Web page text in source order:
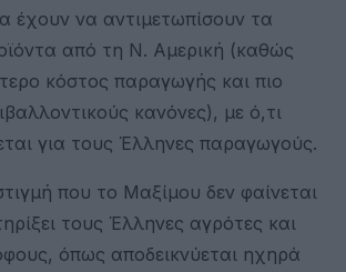
έχουν να αντιμετωπίσουν τα
από τη Ν. Αμερική (καθώς
κόστος παραγωγής και πιο
κανόνες), με ό,τι
για τους Έλληνες παραγωγούς.
που το Μαξίμου δεν φαίνεται
τους Έλληνες αγρότες και
όπως αποδεικνύεται ηχηρά